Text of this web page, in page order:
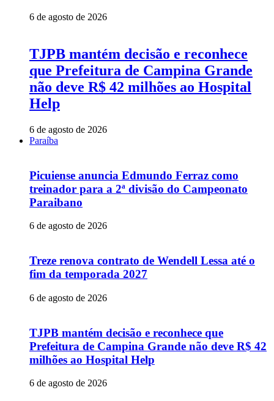
6 de agosto de 2026
TJPB mantém decisão e reconhece
que Prefeitura de Campina Grande
não deve R$ 42 milhões ao Hospital
Help
6 de agosto de 2026
Paraíba
Picuiense anuncia Edmundo Ferraz como
treinador para a 2ª divisão do Campeonato
Paraibano
6 de agosto de 2026
Treze renova contrato de Wendell Lessa até o
fim da temporada 2027
6 de agosto de 2026
TJPB mantém decisão e reconhece que
Prefeitura de Campina Grande não deve R$ 42
milhões ao Hospital Help
6 de agosto de 2026